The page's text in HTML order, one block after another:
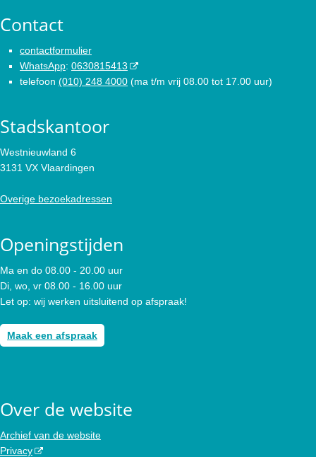
Contact
contactformulier
WhatsApp: 0630815413
telefoon (010) 248 4000 (ma t/m vrij 08.00 tot 17.00 uur)
Stadskantoor
Westnieuwland 6
3131 VX Vlaardingen
Overige bezoekadressen
Openingstijden
Ma en do 08.00 - 20.00 uur
Di, wo, vr 08.00 - 16.00 uur
Let op: wij werken uitsluitend op afspraak!
Maak een afspraak
Over de website
Archief van de website
Privacy